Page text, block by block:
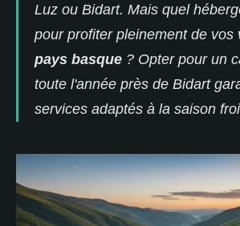
Luz ou Bidart. Mais quel
pour profiter pleinement de vos
pays basque ? Opter pour un
toute l'année près de Bidart
services adaptés à la saison